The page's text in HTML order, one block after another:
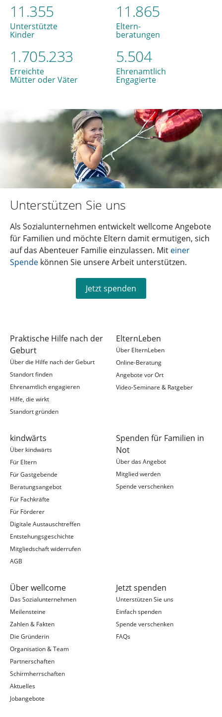
11.355
Unterstützte
Kinder
11.865
Eltern-
beratungen
1.705.233
Erreichte
Mütter oder Väter
5.504
Ehrenamtlich
Engagierte
Unterstützen Sie uns
Als Sozialunternehmen entwickelt wellcome Angebote
für Familien und möchte Eltern damit ermutigen, sich
auf das Abenteuer Familie einzulassen. Mit einer
Spende können Sie unsere Arbeit unterstützen.
Jetzt spenden
Praktische Hilfe nach der
Geburt
Über die Hilfe nach der Geburt
Standort finden
Ehrenamtlich engagieren
Hilfe, die wirkt
Standort gründen
ElternLeben
Über ElternLeben
Online-Beratung
Angebote vor Ort
Video-Seminare & Ratgeber
kindwärts
Über kindwärts
Für Eltern
Für Gastgebende
Beratungsangebot
Für Fachkräfte
Für Förderer
Digitale Austauschtreffen
Entstehungsgeschichte
Mitgliedschaft widerrufen
AGB
Spenden für Familien in
Not
Über das Angebot
Mitglied werden
Spende verschenken
Über wellcome
Das Sozialunternehmen
Meilensteine
Zahlen & Fakten
Die Gründerin
Organisation & Team
Partnerschaften
Schirmherrschaften
Aktuelles
Jobangebote
Jetzt spenden
Unterstützen Sie uns
Einfach spenden
Spende verschenken
FAQs